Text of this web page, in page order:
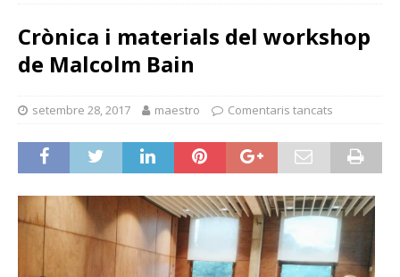
Crònica i materials del workshop
de Malcolm Bain
setembre 28, 2017 maestro Comentaris tancats